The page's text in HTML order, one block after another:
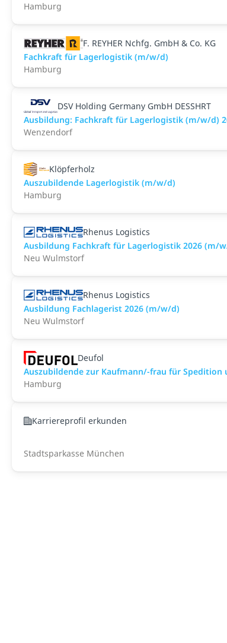
Hamburg
F. REYHER Nchfg. GmbH & Co. KG
Fachkraft für Lagerlogistik (m/w/d)
Hamburg
DSV Holding Germany GmbH DESSHRT
Ausbildung: Fachkraft für Lagerlogistik (m/w/d)
Wenzendorf
Klöpferholz
Auszubildende Lagerlogistik (m/w/d)
Hamburg
Rhenus Logistics
Ausbildung Fachkraft für Lagerlogistik 2026 (m/
Neu Wulmstorf
Rhenus Logistics
Ausbildung Fachlagerist 2026 (m/w/d)
Neu Wulmstorf
Deufol
Auszubildende zur Kaufmann/-frau für
Hamburg
Karriereprofil erkunden
Stadtsparkasse München